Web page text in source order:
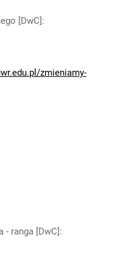
[DwC]:
zmieniamy-
ranga [DwC]: